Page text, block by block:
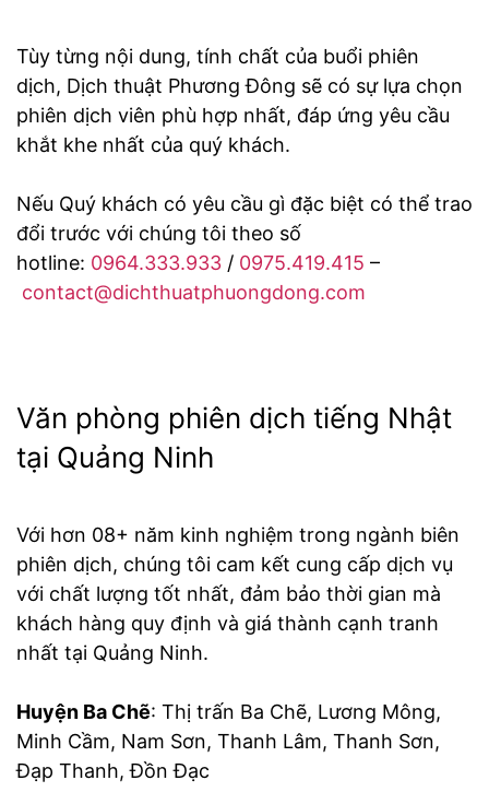
Tùy từng nội dung, tính chất của buổi phiên
dịch, Dịch thuật Phương Đông sẽ có sự lựa chọn
phiên dịch viên phù hợp nhất, đáp ứng yêu cầu
khắt khe nhất của quý khách.
Nếu Quý khách có yêu cầu gì đặc biệt có thể trao
đổi trước với chúng tôi theo số
hotline: 0964.333.933 / 0975.419.415 –
contact@dichthuatphuongdong.com
Văn phòng phiên dịch tiếng Nhật
tại Quảng Ninh
Với hơn 08+ năm kinh nghiệm trong ngành biên
phiên dịch, chúng tôi cam kết cung cấp dịch vụ
với chất lượng tốt nhất, đảm bảo thời gian mà
khách hàng quy định và giá thành cạnh tranh
nhất tại Quảng Ninh.
Huyện Ba Chẽ: Thị trấn Ba Chẽ, Lương Mông,
Minh Cầm, Nam Sơn, Thanh Lâm, Thanh Sơn,
Đạp Thanh, Đồn Đạc